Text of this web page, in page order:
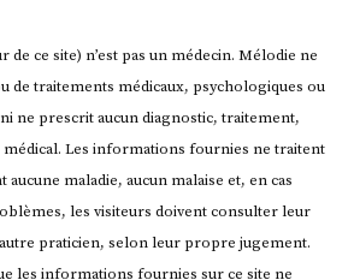
de ce site) n’est pas un médecin. Mélodie ne
de traitements médicaux, psychologiques ou
ne prescrit aucun diagnostic, traitement,
Les informations fournies ne traitent
aucune maladie, aucun malaise et, en cas
les visiteurs doivent consulter leur
praticien, selon leur propre jugement.
les informations fournies sur ce site ne